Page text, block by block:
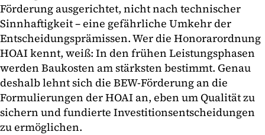
Förderung ausgerichtet, nicht nach technischer
Sinnhaftigkeit – eine gefährliche Umkehr der
Entscheidungsprämissen. Wer die Honorarordnung
HOAI kennt, weiß: In den frühen Leistungsphasen
werden Baukosten am stärksten bestimmt. Genau
deshalb lehnt sich die BEW-Förderung an die
Formulierungen der HOAI an, eben um Qualität zu
sichern und fundierte Investitionsentscheidungen
zu ermöglichen.